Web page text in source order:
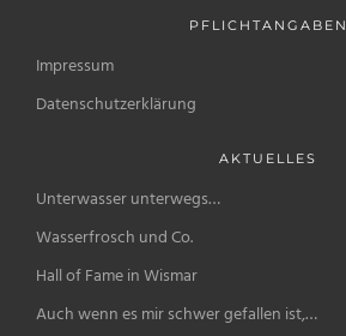
PFLICHTANGABEN
Impressum
Datenschutzerklärung
AKTUELLES
Unterwasser unterwegs…
Wasserfrosch und Co.
Hall of Fame in Wismar
Auch wenn es mir schwer gefallen ist,…